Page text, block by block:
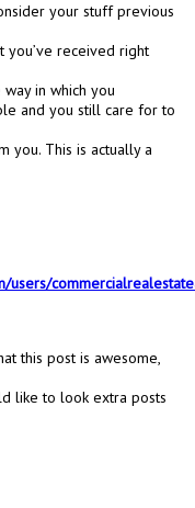
your stuff previous
you’ve received right
in which you
and you still care for to
you. This is actually a
users/
this post is awesome,
like to look extra posts